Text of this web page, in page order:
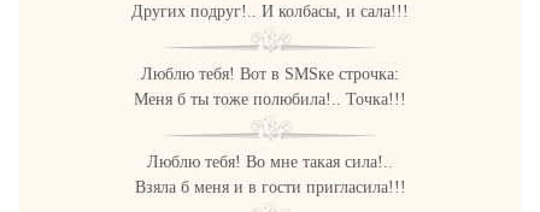
Других подруг!.. И колбасы, и сала!!!
Люблю тебя! Вот в SMSке строчка:
Меня б ты тоже полюбила!.. Точка!!!
Люблю тебя! Во мне такая сила!..
Взяла б меня и в гости пригласила!!!